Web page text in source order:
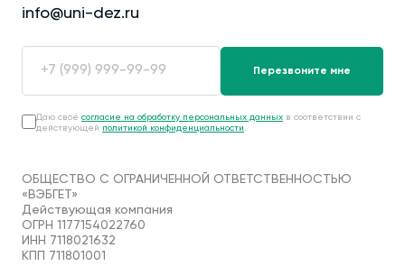
info@uni-dez.ru
Даю своё согласие на обработку персональных данных в соответствии с
действующей политикой конфиденциальности .
ОБЩЕСТВО С ОГРАНИЧЕННОЙ ОТВЕТСТВЕННОСТЬЮ
«ВЭБГЕТ»
Действующая компания
ОГРН 1177154022760
ИНН 7118021632
КПП 711801001